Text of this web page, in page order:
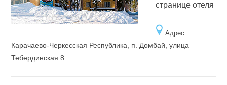
странице отеля
Адрес:
Карачаево-Черкесская Республика, п. Домбай, улица
Тебердинская 8.